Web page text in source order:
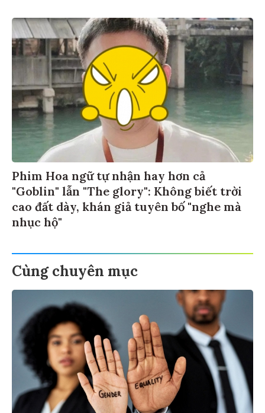
Phim Hoa ngữ tự nhận hay hơn cả
"Goblin" lẫn "The glory": Không biết trời
cao đất dày, khán giả tuyên bố "nghe mà
nhục hộ"
Cùng chuyên mục